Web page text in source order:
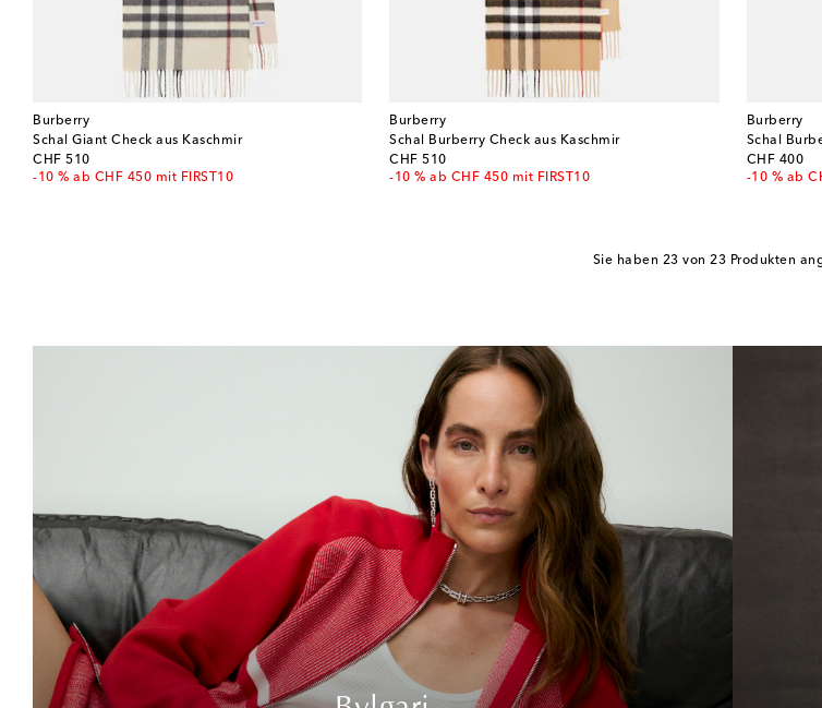
Burberry
Schal Giant Check aus Kaschmir
CHF 510
original price
-10 % ab CHF 450 mit FIRST10
Burberry
Schal Burberry Check aus Kaschmir
CHF 510
original price
-10 % ab CHF 450 mit FIRST10
Burberry
Schal
CHF 400
original
-10 % ab
Sie haben 23 von 23 Produkten